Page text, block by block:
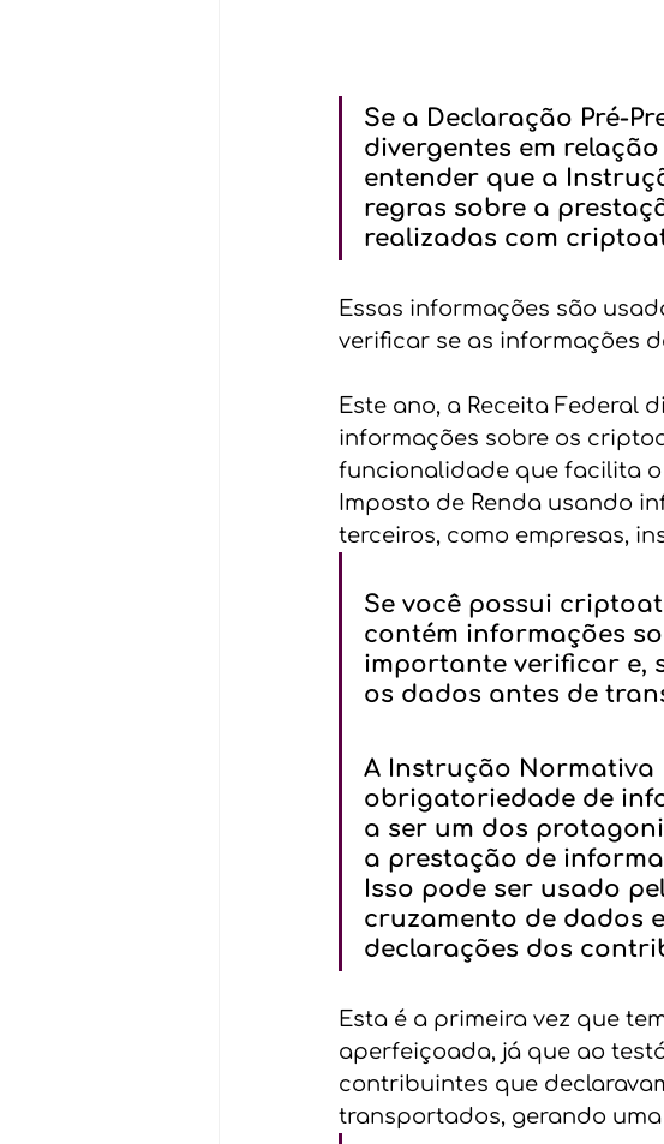
Se a Declaração Pré-
divergentes em
entender que a
regras sobre a
realizadas com
Essas informações são
verificar se as informações
Este ano, a Receita Federal
informações sobre os
funcionalidade que facilita
Imposto de Renda usando
terceiros, como empresas,
Se você possui
contém informações
importante verificar e,
os dados antes de
A Instrução Normativa
obrigatoriedade de
a ser um dos
a prestação de
Isso pode ser usado
cruzamento de dados
declarações dos
Esta é a primeira vez que
aperfeiçoada, já que ao
contribuintes que
transportados, gerando